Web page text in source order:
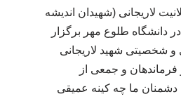
لاریجانی (شهیدان اندیشه
دانشگاه طلوع مهر برگزار
شخصیتی شهید لاریجانی
و جمعی از
دشمنان ما چه کینه عمیقی